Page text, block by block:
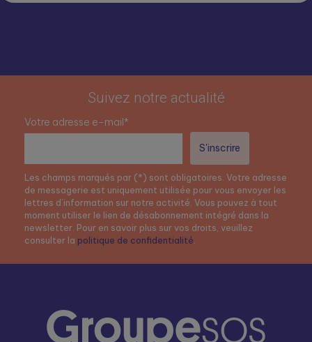
Suivez notre actualité
Votre adresse e-mail*
Les champs marqués par (*) sont obligatoires. Votre adresse
de messagerie est uniquement utilisée pour vous envoyer les
lettres d’information sur notre activité. Vous pouvez à tout
moment utiliser le lien de désabonnement intégré dans la
newsletter. Pour en savoir plus sur vos droits, veuillez
consulter la politique de confidentialité.